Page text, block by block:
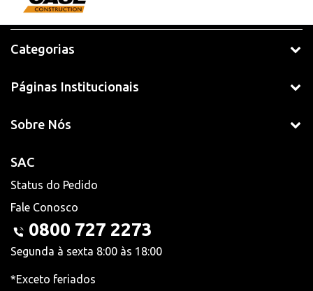
Categorias
Páginas Institucionais
Sobre Nós
SAC
Status do Pedido
Fale Conosco
0800 727 2273
Segunda à sexta 8:00 às 18:00
*Exceto feriados